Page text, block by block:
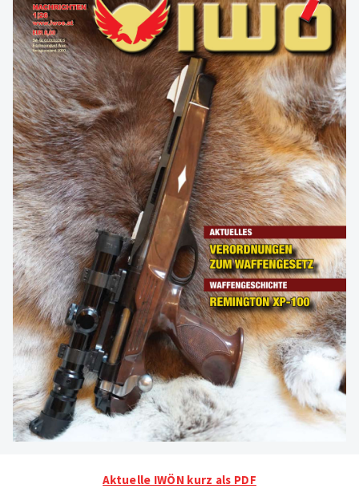
Aktuelle IWÖN kurz als PDF